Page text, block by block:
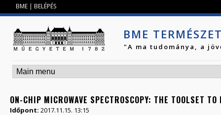
BME | BELÉPÉS
BME
"A ma tudománya, a
ON-CHIP MICROWAVE SPECTROSCOPY: THE TOOLSET
Időpont: 2017.11.15. 13:15